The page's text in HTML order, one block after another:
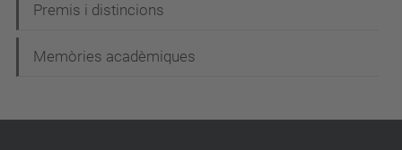
Premis i distincions
Memòries acadèmiques